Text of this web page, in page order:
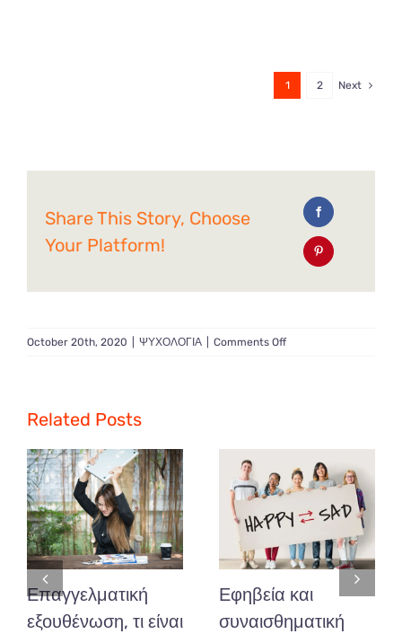
1 2 Next
Share This Story, Choose
Your Platform!
October 20th, 2020 ΨΥΧΟΛΟΓΙΑ Comments Offon
μωρού
οι
καβγάδες
των
γονιών
αυξάνονται;
Related Posts
Επαγγελματική
εξουθένωση, τι είναι
Εφηβεία και
συναισθηματική